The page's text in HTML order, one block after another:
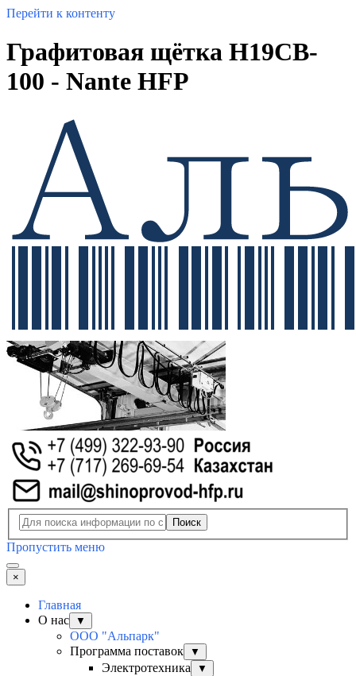
Перейти к контенту
Графитовая щётка H19CB-
100 - Nante HFP
Поиск
Пропустить меню
×
Главная
О нас
▼
ООО "Альпарк"
Программа поставок
▼
Электротехника ▼